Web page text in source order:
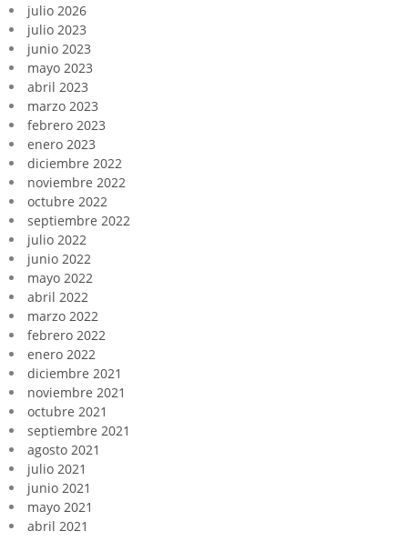
julio 2026
julio 2023
junio 2023
mayo 2023
abril 2023
marzo 2023
febrero 2023
enero 2023
diciembre 2022
noviembre 2022
octubre 2022
septiembre 2022
julio 2022
junio 2022
mayo 2022
abril 2022
marzo 2022
febrero 2022
enero 2022
diciembre 2021
noviembre 2021
octubre 2021
septiembre 2021
agosto 2021
julio 2021
junio 2021
mayo 2021
abril 2021